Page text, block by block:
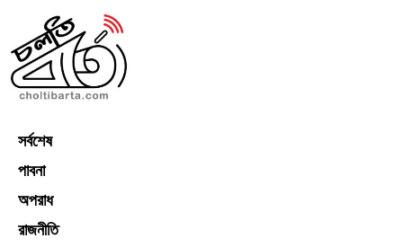
সর্বশেষ
পাবনা
অপরাধ
রাজনীতি